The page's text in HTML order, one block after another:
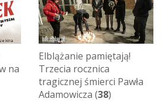
na
Elblążanie pamiętają!
Trzecia rocznica
tragicznej śmierci Pawła
Adamowicza (38)